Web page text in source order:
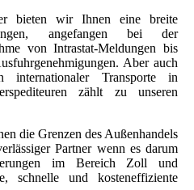
bieten wir Ihnen eine breite
angefangen bei der
von Intrastat-Meldungen bis
Aber auch
internationaler Transporte in
zählt zu unseren
die Grenzen des Außenhandels
Partner wenn es darum
im Bereich Zoll und
schnelle und kosteneffiziente